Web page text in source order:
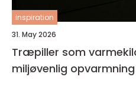
inspiration
31. May 2026
Træpiller som
miljøvenlig opvarmning